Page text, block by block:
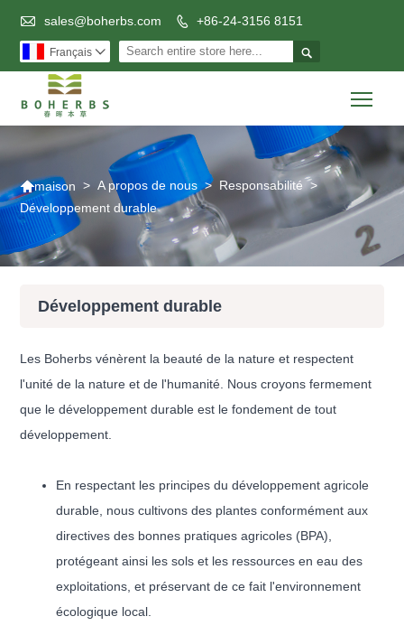
 sales@boherbs.com  +86-24-3156 8151

Français 
maison > A propos de nous > Responsabilité >
Développement durable
Développement durable
Les Boherbs vénèrent la beauté de la nature et respectent
l'unité de la nature et de l'humanité. Nous croyons fermement
que le développement durable est le fondement de tout
développement.
En respectant les principes du développement agricole
durable, nous cultivons des plantes conformément aux
directives des bonnes pratiques agricoles (BPA),
protégeant ainsi les sols et les ressources en eau des
exploitations, et préservant de ce fait l'environnement
écologique local.